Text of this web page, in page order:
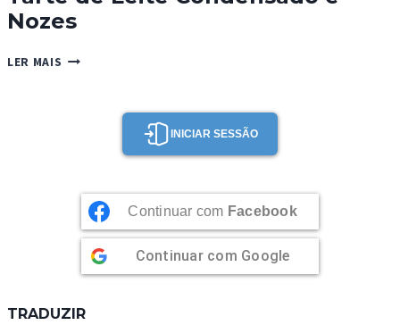
Nozes
LER MAIS TARTE
CONDENSADO
INICIAR SESSÃO
Continuar com Facebook
Continuar com Google
TRADUZIR